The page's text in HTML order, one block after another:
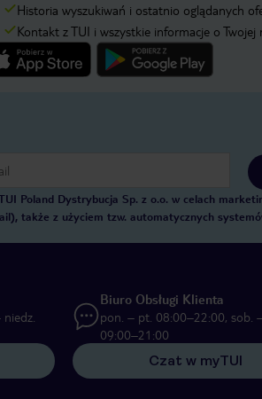
Historia wyszukiwań i ostatnio oglądanych
Kontakt z TUI i wszystkie informacje o Twojej
Poland Dystrybucja Sp. z o.o. w celach
także z użyciem tzw. automatycznych
Biuro Obsługi Klienta
pon. – pt. 08:00–22:00, sob.
09:00–21:00
Czat w myTUI